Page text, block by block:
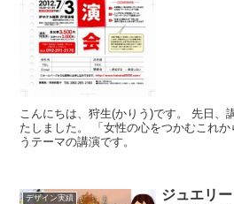
こんにちは、狩生(かりう)です。 先日、講演会のチラシをデザインい
たしました。 「女性の心をつかむこれからのマーケティング」とい
うテーマの講演です。
デザイン実績
ジュエリ